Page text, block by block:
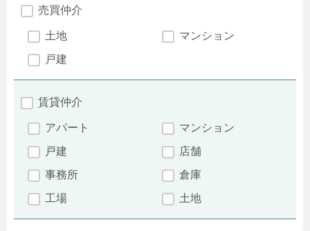
売買仲介
土地
マンション
戸建
賃貸仲介
アパート
マンション
戸建
店舗
事務所
倉庫
工場
土地